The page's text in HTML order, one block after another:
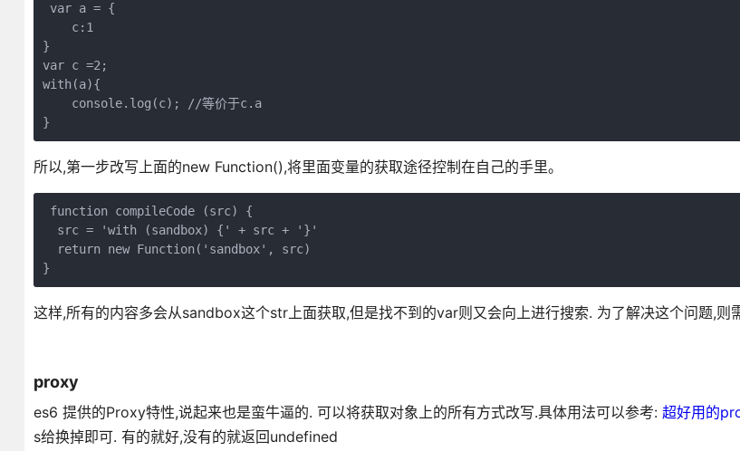
var a = {
    c:1
}
var c =2;
with(a){
    console.log(c); //等价于c.a
}
所以,第一步改写上面的new Function(),将里面变量的获取途径控制在自己的手里。
function compileCode (src) {
  src = 'with (sandbox) {' + src + '}'
  return new Function('sandbox', src)
}
这样,所有的内容多会从sandbox这个str上面获取,但是找不到的var则又会向上进行搜索. 为了解决这个问题,则
proxy
es6 提供的Proxy特性,说起来也是蛮牛逼的. 可以将获取对象上的所有方式改写.具体用法可以参考: 超好用的
s给换掉即可. 有的就好,没有的就返回undefined